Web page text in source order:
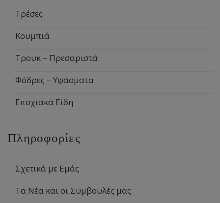
Τρέσες
Κουμπιά
Τρουκ – Πρεσαριστά
Φόδρες – Υφάσματα
Εποχιακά Είδη
Πληροφορίες
Σχετικά με Εμάς
Τα Νέα και οι Συμβουλές μας